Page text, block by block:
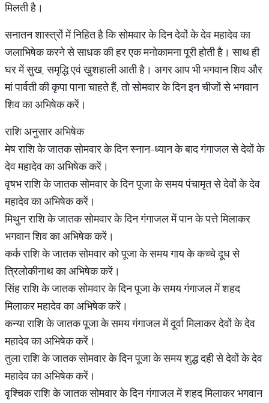
मिलती है।
सनातन शास्त्रों में निहित है कि सोमवार के दिन देवों के देव महादेव का
जलाभिषेक करने से साधक की हर एक मनोकामना पूरी होती है। साथ ही
घर में सुख, समृद्धि एवं खुशहाली आती है। अगर आप भी भगवान शिव और
मां पार्वती की कृपा पाना चाहते हैं, तो सोमवार के दिन इन चीजों से भगवान
शिव का अभिषेक करें।
राशि अनुसार अभिषेक
मेष राशि के जातक सोमवार के दिन स्नान-ध्यान के बाद गंगाजल से देवों के
देव महादेव का अभिषेक करें।
वृषभ राशि के जातक सोमवार के दिन पूजा के समय पंचामृत से देवों के देव
महादेव का अभिषेक करें।
मिथुन राशि के जातक सोमवार के दिन गंगाजल में पान के पत्ते मिलाकर
भगवान शिव का अभिषेक करें।
कर्क राशि के जातक सोमवार को पूजा के समय गाय के कच्चे दूध से
त्रिलोकीनाथ का अभिषेक करें।
सिंह राशि के जातक सोमवार के दिन पूजा के समय गंगाजल में शहद
मिलाकर महादेव का अभिषेक करें।
कन्या राशि के जातक पूजा के समय गंगाजल में दूर्वा मिलाकर देवों के देव
महादेव का अभिषेक करें।
तुला राशि के जातक सोमवार के दिन पूजा के समय शुद्ध दही से देवों के देव
महादेव का अभिषेक करें।
वृश्चिक राशि के जातक सोमवार के दिन गंगाजल में शहद मिलाकर भगवान